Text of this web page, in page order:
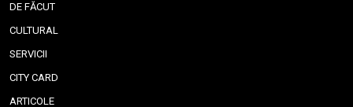
DE FĂCUT
CULTURAL
SERVICII
CITY CARD
ARTICOLE